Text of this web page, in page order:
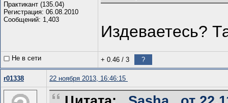
Практикант (135.04)
Регистрация: 06.08.2010
Сообщений: 1,403
Издеваетесь?
Не в сети + 0.46 / 3 ?
r01338 22 ноября 2013, 16:46:15